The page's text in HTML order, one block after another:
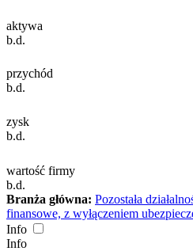
aktywa
b.d.
przychód
b.d.
zysk
b.d.
wartość firmy
b.d.
Branża główna: Pozostała
finansowe, z wyłączeniem
Info
Info